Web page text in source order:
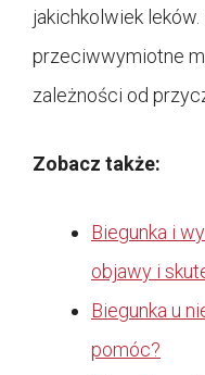
jakichkolwiek
przeciwwymiotne
zależności od
Zobacz także:
Biegunka i
objawy i
Biegunka u
pomóc?